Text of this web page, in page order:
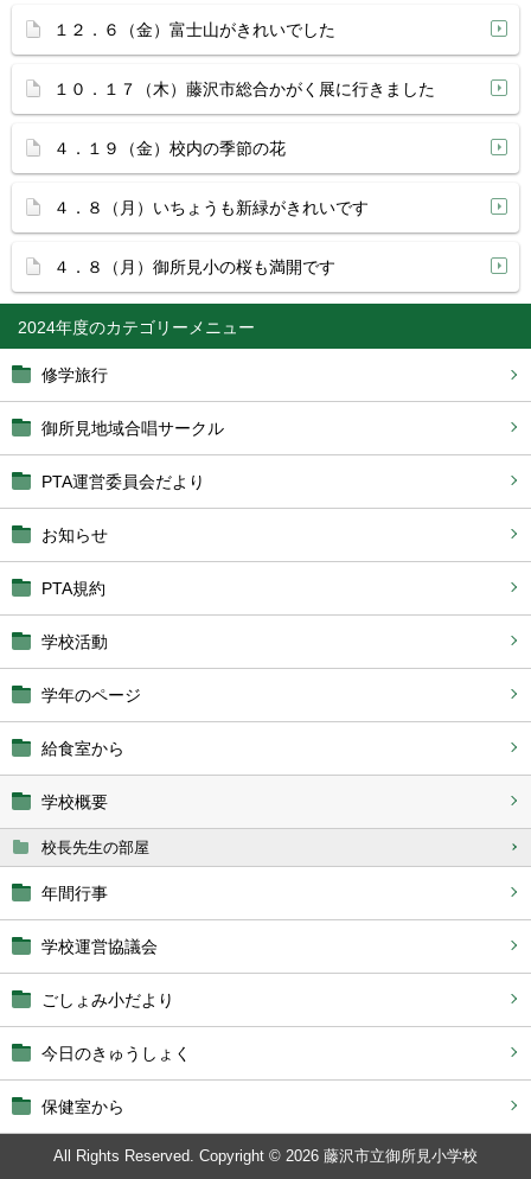
2024年度
修学旅行
御所見地域合唱サークル
PTA運営委員会だより
お知らせ
PTA規約
学校活動
学年のページ
給食室から
学校概要
校長先生の部屋
年間行事
学校運営協議会
ごしょみ小だより
今日のきゅうしょく
保健室から
１２．６（金）富士山がきれいでした
１０．１７（木）藤沢市総合かがく展に行きました
４．１９（金）校内の季節の花
４．８（月）いちょうも新緑がきれいです
４．８（月）御所見小の桜も満開です
All Rights Reserved. Copyright © 2026 藤沢市立御所見小学校